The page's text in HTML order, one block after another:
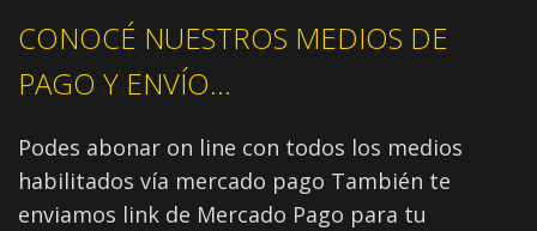
CONOCÉ NUESTROS MEDIOS DE
PAGO Y ENVÍO...
Podes abonar on line con todos los medios
habilitados vía mercado pago También te
enviamos link de Mercado Pago para tu